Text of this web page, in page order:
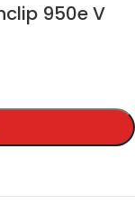
950e V